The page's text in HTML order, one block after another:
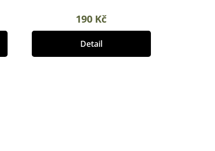
190 Kč
Detail